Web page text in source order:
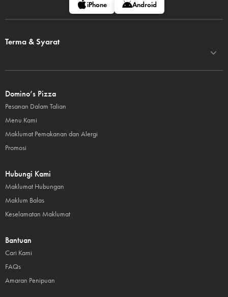
iPhone Android
Terma & Syarat
Domino’s Pizza
Pesanan Dalam Talian
Menu Kami
Maklumat Pemakanan dan Alergi
Promosi
Hubungi Kami
Maklumat Hubungan
Maklum Balas
Keselamatan Maklumat
Bantuan
Cari Kami
FAQs
Amaran Penipuan